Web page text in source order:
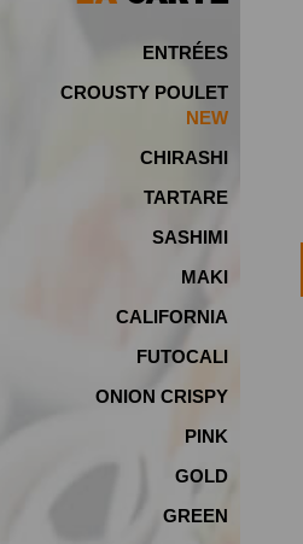
ENTRÉES
CROUSTY POULET
NEW
CHIRASHI
TARTARE
SASHIMI
MAKI
CALIFORNIA
FUTOCALI
ONION CRISPY
PINK
GOLD
GREEN